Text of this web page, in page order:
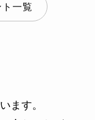
一覧
ます。